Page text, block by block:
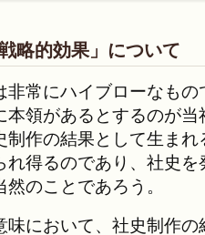
略的効果」について
常にハイブローなもの
本領があるとするのが
制作の結果として生ま
れ得るのであり、社史
のことであろう。
において、社史制作の